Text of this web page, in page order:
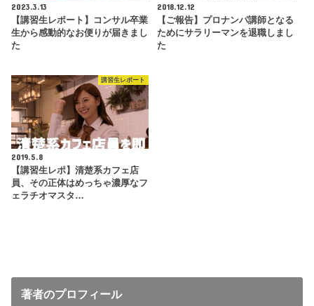
2023.3.13
【講習生レポート】コンサル卒業
生から感動的なお便りが届きまし
た
2018.12.12
【ご報告】プロナンパ講師となる
ためにサラリーマンを退職しまし
た
講習生レポート
2019.5.8
【講習生レポ】清楚系カフェ店
員、その正体はめっちゃ濃厚なフ
ェラチオマスタ…
著者のプロフィール